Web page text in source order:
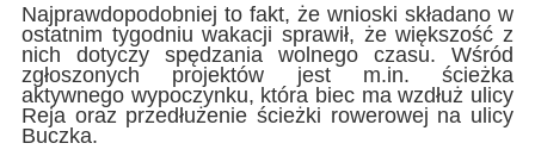
Najprawdopodobniej to fakt, że wnioski składano w
ostatnim tygodniu wakacji sprawił, że większość z
nich dotyczy spędzania wolnego czasu. Wśród
zgłoszonych projektów jest m.in. ścieżka
aktywnego wypoczynku, która biec ma wzdłuż ulicy
Reja oraz przedłużenie ścieżki rowerowej na ulicy
Buczka.